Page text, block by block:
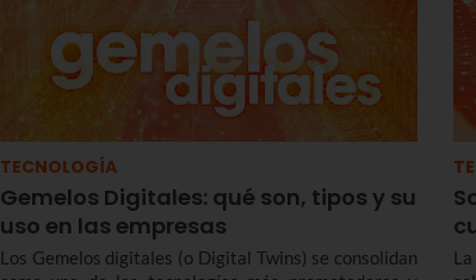
TECNOLOGÍA
Gemelos Digitales: qué son, tipos y su
uso en las empresas
Los Gemelos digitales (o Digital Twins) se consolidan